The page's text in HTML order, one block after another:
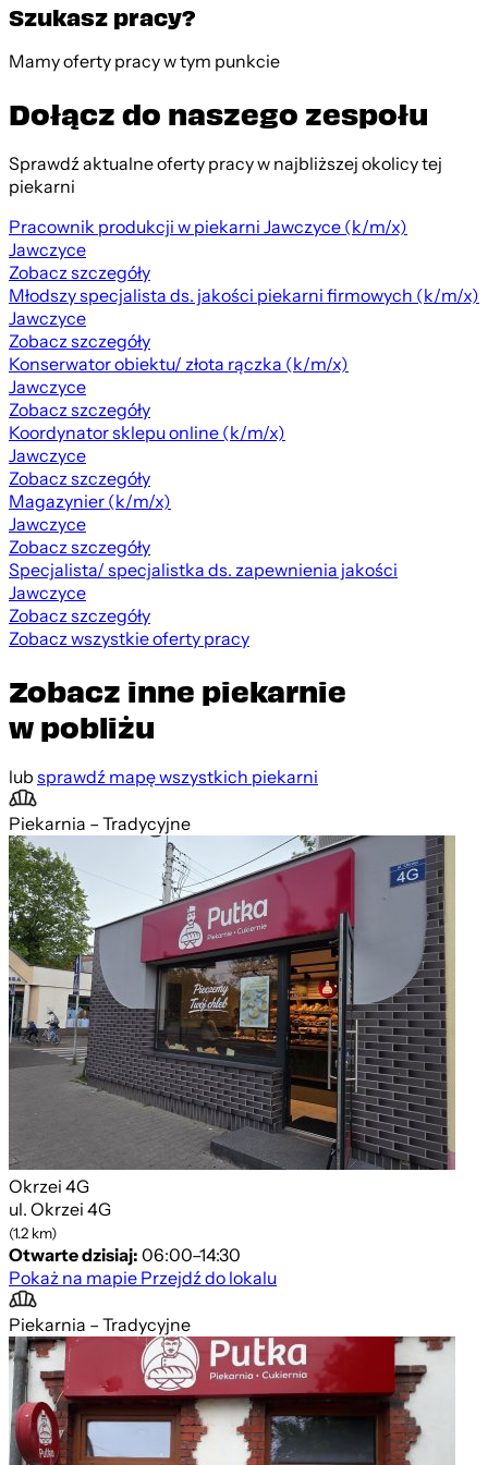
Szukasz pracy?
Mamy oferty pracy w tym punkcie
Dołącz do naszego zespołu
Sprawdź aktualne oferty pracy w najbliższej okolicy tej
piekarni
Pracownik produkcji w piekarni Jawczyce (k/m/x)
Jawczyce
Zobacz szczegóły
Młodszy specjalista ds. jakości piekarni firmowych (k/m/x)
Jawczyce
Zobacz szczegóły
Konserwator obiektu/ złota rączka (k/m/x)
Jawczyce
Zobacz szczegóły
Koordynator sklepu online (k/m/x)
Jawczyce
Zobacz szczegóły
Magazynier (k/m/x)
Jawczyce
Zobacz szczegóły
Specjalista/ specjalistka ds. zapewnienia jakości
Jawczyce
Zobacz szczegóły
Zobacz wszystkie oferty pracy
Zobacz inne piekarnie
w pobliżu
lubsprawdź mapę wszystkich piekarni
Piekarnia – Tradycyjne
Okrzei 4G
ul. Okrzei 4G
(1.2 km)
Otwarte dzisiaj:06:00–14:30
Pokaż na mapiePrzejdź do lokalu
Piekarnia – Tradycyjne